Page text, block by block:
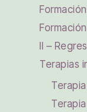
II –
Terapias